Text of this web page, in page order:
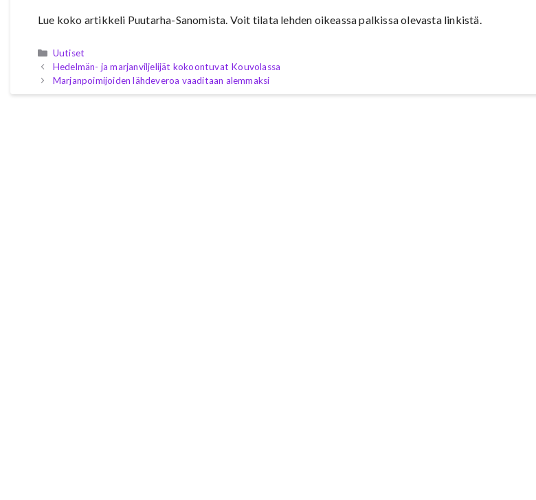
Lue koko artikkeli Puutarha-Sanomista. Voit tilata lehden oikeassa palkissa olevasta linkistä.
Kategoriat
Uutiset
Hedelmän- ja marjanviljelijät kokoontuvat Kouvolassa
Marjanpoimijoiden lähdeveroa vaaditaan alemmaksi